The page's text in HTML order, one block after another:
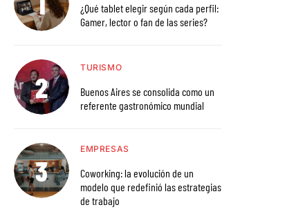
¿Qué tablet elegir según cada perfil:
Gamer, lector o fan de las series?
TURISMO
Buenos Aires se consolida como un
referente gastronómico mundial
EMPRESAS
Coworking: la evolución de un
modelo que redefinió las estrategias
de trabajo